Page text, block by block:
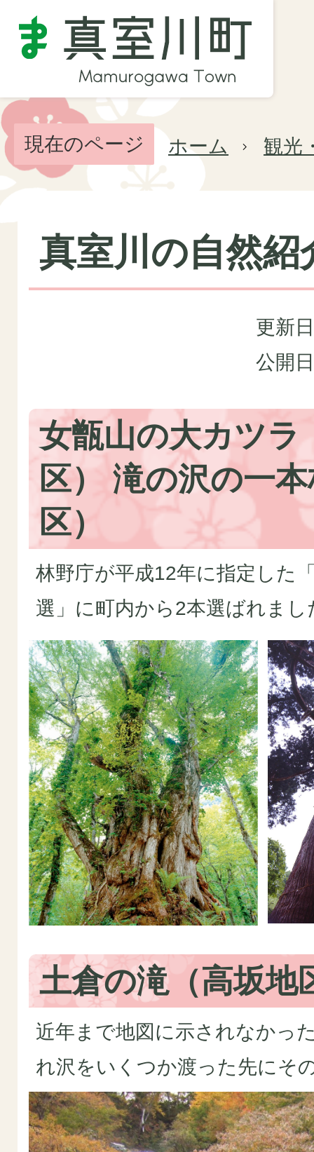
現在のページ ホーム 観光
真室川の自然紹
更新
公開
女甑山の大カツラ
区） 滝の沢の一
区）
林野庁が平成12年に指定した
選」に町内から2本選ばれまし
土倉の滝（高坂地
近年まで地図に示されなかっ
れ沢をいくつか渡った先にそ